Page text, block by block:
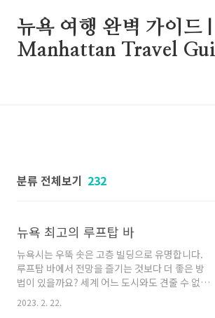
뉴욕 여행 완벽 가이드 |
Manhattan Travel
분류 전체보기 232
뉴욕 최고의 루프탑 바
뉴욕시는 우뚝 솟은 고층 빌딩으로 유명합니다.
루프탑 바에서 전망을 즐기는 것보다 더 좋은 방
법이 있을까요? 세계 어느 도시와도 견줄 수 없는
스카이라인을 자랑하는 뉴욕에는 세계 최고의 루
프탑 바가 있습니다. 소중한 사람과 술 한 잔을 즐
2023. 2. 22.